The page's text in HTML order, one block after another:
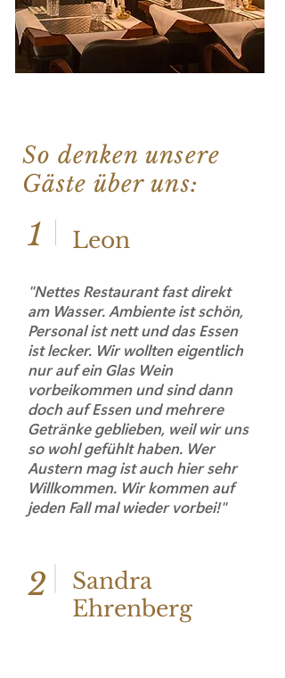
So denken unsere
Gäste über uns:
1 Leon
"Nettes Restaurant fast direkt
am Wasser. Ambiente ist schön,
Personal ist nett und das Essen
ist lecker. Wir wollten eigentlich
nur auf ein Glas Wein
vorbeikommen und sind dann
doch auf Essen und mehrere
Getränke geblieben, weil wir uns
so wohl gefühlt haben. Wer
Austern mag ist auch hier sehr
Willkommen. Wir kommen auf
jeden Fall mal wieder vorbei!"
2
Sandra
Ehrenberg